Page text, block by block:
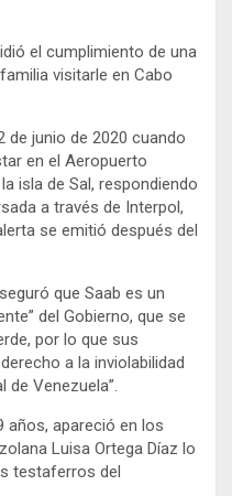
el cumplimiento de una
visitarle en Cabo
de junio de 2020 cuando
en el Aeropuerto
isla de Sal, respondiendo
a través de Interpol,
se emitió después del
que Saab es un
del Gobierno, que se
por lo que sus
a la inviolabilidad
Venezuela”.
años, apareció en los
Luisa Ortega Díaz lo
testaferros del